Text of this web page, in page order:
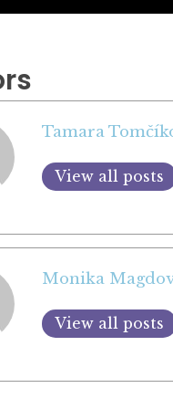
Tamara
View all posts
Monika
View all posts